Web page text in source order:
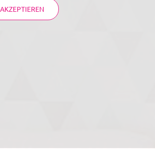
AKZEPTIEREN